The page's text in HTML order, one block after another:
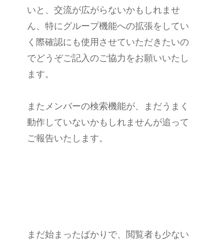
いと、交流が広がらないかもしれませ
ん、特にグループ機能への拡張をしてい
く際確認にも使用させていただきたいの
でどうぞご記入のご協力をお願いいたし
ます。
またメンバーの検索機能が、まだうまく
動作していないかもしれませんが追って
ご報告いたします。
まだ始まったばかりで、閲覧者も少ない